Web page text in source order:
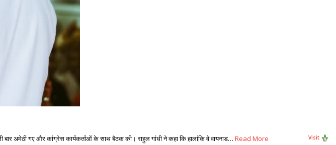
अमेठी गए और कांग्रेस कार्यकर्ताओं के साथ बैठक की। राहुल गांधी ने कहा कि हालांकि वे वायनाड… Read More Visit